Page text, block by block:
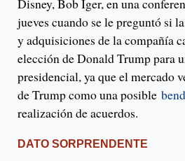
Disney, Bob Iger, en una
jueves cuando se le preguntó si
y adquisiciones de la compañía
elección de Donald Trump para
presidencial, ya que el mercado
de Trump como una posible
realización de acuerdos.
DATO SORPRENDENTE